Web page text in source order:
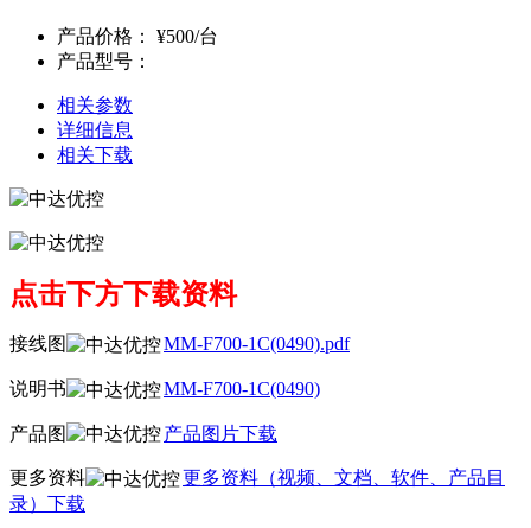
产品价格：
¥500/台
产品型号：
相关参数
详细信息
相关下载
点击下方下载资料
接线图 MM-F700-1C(0490).pdf
说明书 MM-F700-1C(0490)
产品图 产品图片下载
更多资料
更多资料（视频、文档、软件、产品目
录）下载